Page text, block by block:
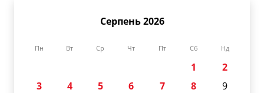
Серпень 2026
Пн Вт Ср Чт Пт Сб Нд
1
2
3
4 5 6 7 8
9